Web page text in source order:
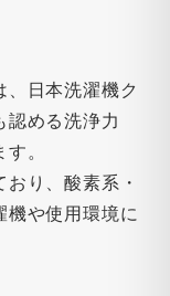
、日本洗濯機ク
認める洗浄力
。
り、酸素系・
機や使用環境に